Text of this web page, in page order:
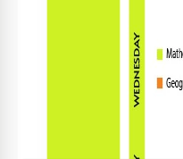
enfants. De plus, le
fois. Donc, à chaque
nouveaux devoirs, il
est gratuit à utiliser.
télécharger et l'imprimer.